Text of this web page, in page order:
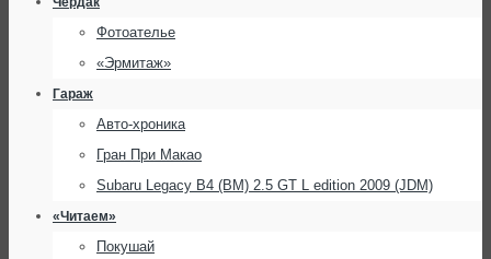
Фотоателье
«Эрмитаж»
Гараж
Авто-хроника
Гран При Макао
Subaru Legacy B4 (BM) 2.5 GT L edition 2009 (JDM)
«Читаем»
Покушай